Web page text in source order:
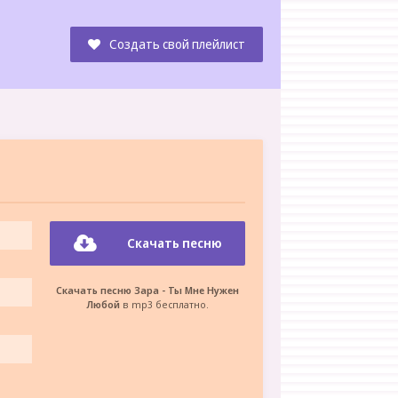
Создать свой плейлист
Скачать песню
Скачать песню Зара - Ты Мне Нужен
Любой в mp3 бесплатно.